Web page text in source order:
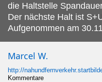
die Haltstelle
Der nächste Halt ist
Aufgenommen am
Marcel W.
http://
Kommentare